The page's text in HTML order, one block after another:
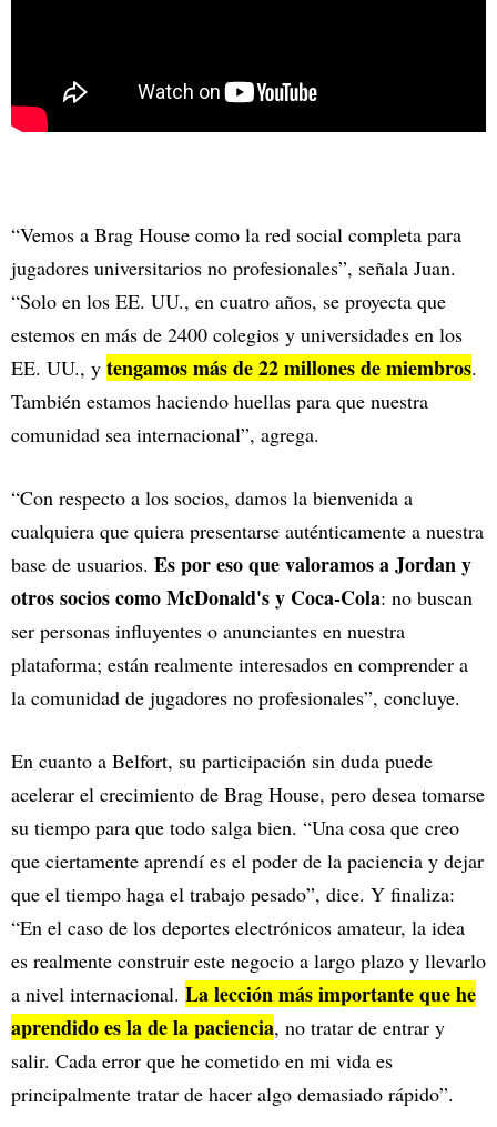
“Vemos a Brag House como la red social completa para
jugadores universitarios no profesionales”, señala Juan.
“Solo en los EE. UU., en cuatro años, se proyecta que
estemos en más de 2400 colegios y universidades en los
EE. UU., y tengamos más de 22 millones de miembros.
También estamos haciendo huellas para que nuestra
comunidad sea internacional”, agrega.
“Con respecto a los socios, damos la bienvenida a
cualquiera que quiera presentarse auténticamente a nuestra
base de usuarios. Es por eso que valoramos a Jordan y
otros socios como McDonald's y Coca-Cola: no buscan
ser personas influyentes o anunciantes en nuestra
plataforma; están realmente interesados en comprender a
la comunidad de jugadores no profesionales”, concluye.
En cuanto a Belfort, su participación sin duda puede
acelerar el crecimiento de Brag House, pero desea tomarse
su tiempo para que todo salga bien. “Una cosa que creo
que ciertamente aprendí es el poder de la paciencia y dejar
que el tiempo haga el trabajo pesado”, dice. Y finaliza:
“En el caso de los deportes electrónicos amateur, la idea
es realmente construir este negocio a largo plazo y llevarlo
a nivel internacional. La lección más importante que he
aprendido es la de la paciencia, no tratar de entrar y
salir. Cada error que he cometido en mi vida es
principalmente tratar de hacer algo demasiado rápido”.